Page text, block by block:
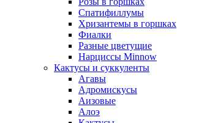
Спатифиллумы
Хризантемы в горшках
Фиалки
Разные цветущие
Нарциссы Minnow
Кактусы и суккуленты
Агавы
Адромискусы
Аизовые
Алоэ